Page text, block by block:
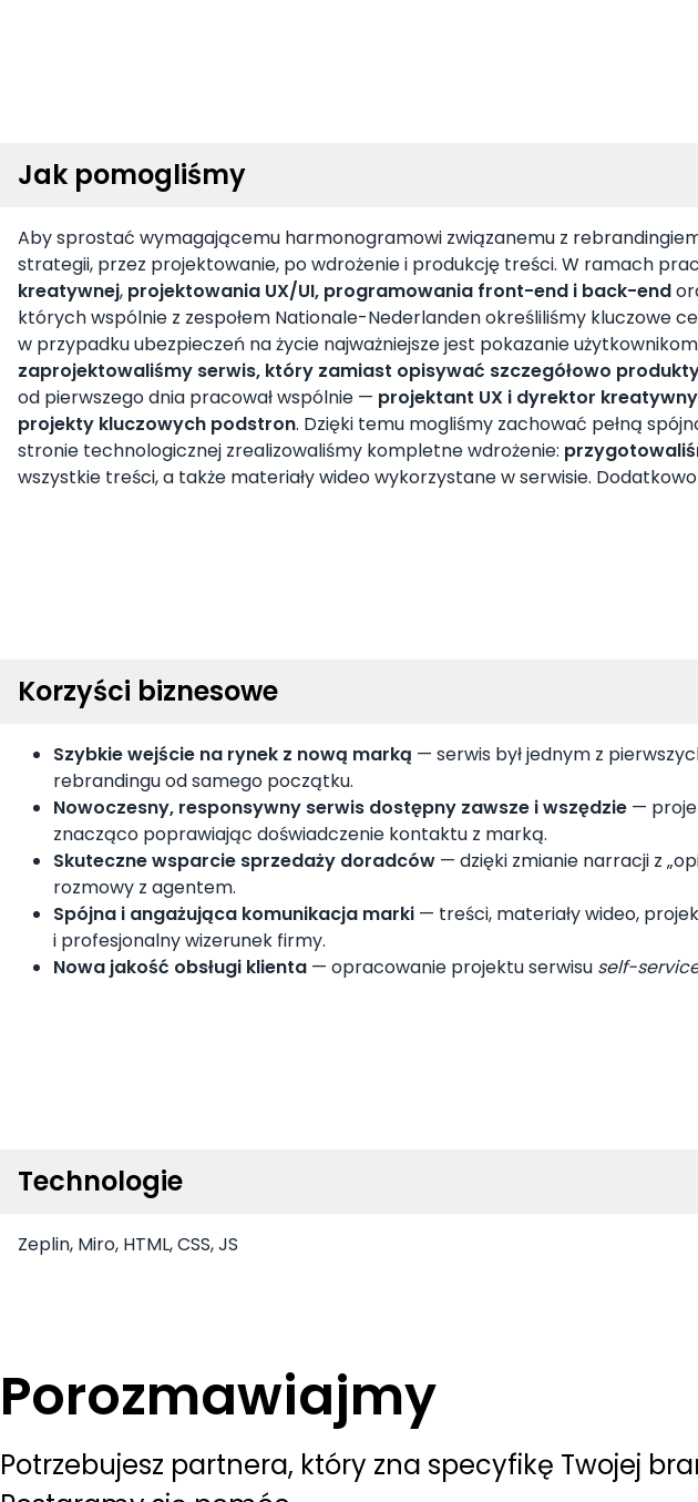
Jak pomogliśmy
Aby sprostać wymagającemu harmonogramowi związanemu z
strategii, przez projektowanie, po wdrożenie i produkcję treści. W ramach
kreatywnej, projektowania UX/UI, programowania front-end i back-end
których wspólnie z zespołem Nationale-Nederlanden określiliśmy kluczowe
w przypadku ubezpieczeń na życie najważniejsze jest pokazanie
zaprojektowaliśmy serwis, który zamiast opisywać szczegółowo
od pierwszego dnia pracował wspólnie — projektant UX i dyrektor
projekty kluczowych podstron. Dzięki temu mogliśmy zachować pełną
stronie technologicznej zrealizowaliśmy kompletne wdrożenie:
wszystkie treści, a także materiały wideo wykorzystane w serwisie.
Korzyści biznesowe
Szybkie wejście na rynek z nową marką — serwis był jednym z
rebrandingu od samego początku.
Nowoczesny, responsywny serwis dostępny zawsze i wszędzie —
znacząco poprawiając doświadczenie kontaktu z marką.
Skuteczne wsparcie sprzedaży doradców — dzięki zmianie narracji z
rozmowy z agentem.
Spójna i angażująca komunikacja marki — treści, materiały wideo,
i profesjonalny wizerunek firmy.
Nowa jakość obsługi klienta — opracowanie projektu serwisu self-
Technologie
Zeplin, Miro, HTML, CSS, JS
Porozmawiajmy
Potrzebujesz partnera, który zna specyfikę Twojej